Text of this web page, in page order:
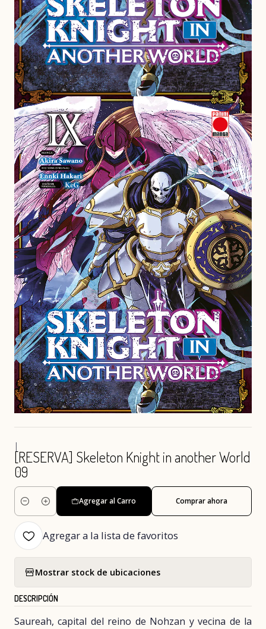
|
[RESERVA] Skeleton Knight in another World
09
Cantidad
Agregar al Carro Comprar ahora
Agregar a la lista de favoritos
Mostrar stock de ubicaciones
DESCRIPCIÓN
Saureah, capital del reino de Nohzan y vecina de la